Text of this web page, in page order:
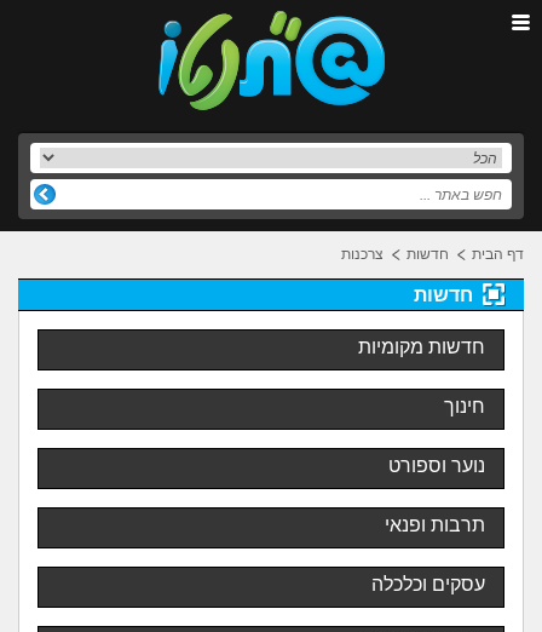
דף הבית חדשות צרכנות
חדשות
חדשות מקומיות
חינוך
נוער וספורט
תרבות ופנאי
עסקים וכלכלה